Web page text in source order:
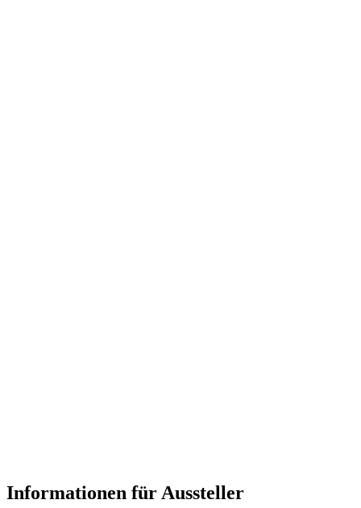
Informationen für Aussteller